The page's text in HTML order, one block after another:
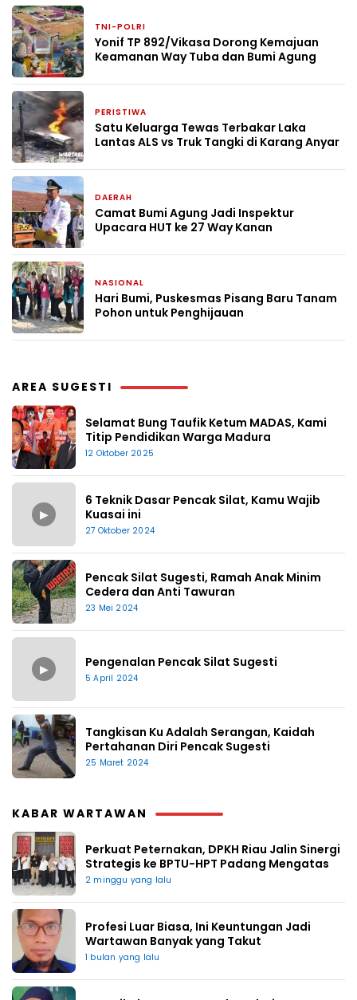
TNI-POLRI
Yonif TP 892/Vikasa Dorong Kemajuan
Keamanan Way Tuba dan Bumi Agung
PERISTIWA
Satu Keluarga Tewas Terbakar Laka
Lantas ALS vs Truk Tangki di Karang Anyar
DAERAH
Camat Bumi Agung Jadi Inspektur
Upacara HUT ke 27 Way Kanan
NASIONAL
Hari Bumi, Puskesmas Pisang Baru Tanam
Pohon untuk Penghijauan
AREA SUGESTI
Selamat Bung Taufik Ketum MADAS, Kami
Titip Pendidikan Warga Madura
12 Oktober 2025
▶
6 Teknik Dasar Pencak Silat, Kamu Wajib
Kuasai ini
27 Oktober 2024
Pencak Silat Sugesti, Ramah Anak Minim
Cedera dan Anti Tawuran
23 Mei 2024
▶ Pengenalan Pencak Silat Sugesti
5 April 2024
Tangkisan Ku Adalah Serangan, Kaidah
Pertahanan Diri Pencak Sugesti
25 Maret 2024
KABAR WARTAWAN
Perkuat Peternakan, DPKH Riau Jalin Sinergi
Strategis ke BPTU-HPT Padang Mengatas
2 minggu yang lalu
Profesi Luar Biasa, Ini Keuntungan Jadi
Wartawan Banyak yang Takut
1 bulan yang lalu